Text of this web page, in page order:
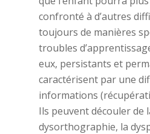
confronté à d’autres
toujours de manières
troubles
eux, persistants et
caractérisent par une
informations
Ils peuvent découler de
dysorthographie, la